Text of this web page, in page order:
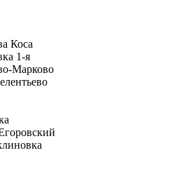
Коса
1-я
Марково